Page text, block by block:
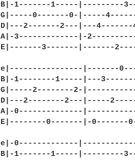
B|-1-------1-----|---------
G|-----0-------0-|-----
D|---2-------2---|---
A|-3-------------|-
E|-------3-------|-------
e|----------------|-------
B|-1--------1-----|---
G|-----2--------2-
D|---2--------2---|-----
A|-0--------------
E|--------0-------|-
e|-0-------------
B|-1-------1-----|---------